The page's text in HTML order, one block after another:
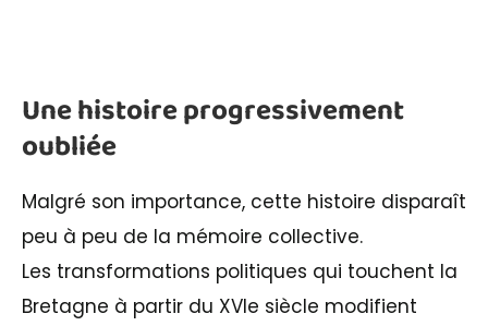
Une histoire progressivement
oubliée
Malgré son importance, cette histoire disparaît
peu à peu de la mémoire collective.
Les transformations politiques qui touchent la
Bretagne à partir du XVIe siècle modifient